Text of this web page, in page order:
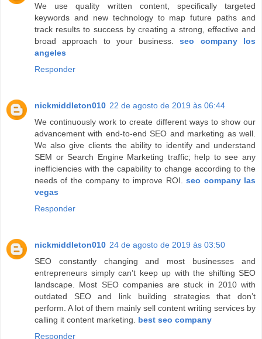
We use quality written content, specifically targeted
keywords and new technology to map future paths and
track results to success by creating a strong, effective and
broad approach to your business.seo company los
angeles
Responder
nickmiddleton010 22 de agosto de 2019 às 06:44
We continuously work to create different ways to show our
advancement with end-to-end SEO and marketing as well.
We also give clients the ability to identify and understand
SEM or Search Engine Marketing traffic; help to see any
inefficiencies with the capability to change according to the
needs of the company to improve ROI.seo company las
vegas
Responder
nickmiddleton010 24 de agosto de 2019 às 03:50
SEO constantly changing and most businesses and
entrepreneurs simply can’t keep up with the shifting SEO
landscape. Most SEO companies are stuck in 2010 with
outdated SEO and link building strategies that don’t
perform. A lot of them mainly sell content writing services by
calling it content marketing. best seo company
Responder